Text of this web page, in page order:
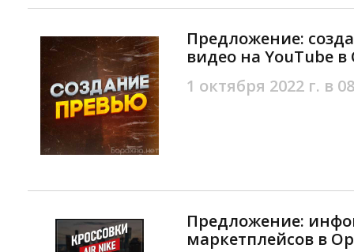
Предложение:
видео на YouTube
1 октября 2022 г. в
Предложение:
маркетплейсов в